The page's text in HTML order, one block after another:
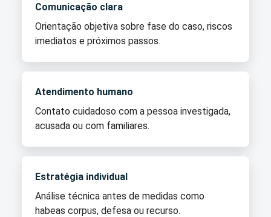
Comunicação clara
Orientação objetiva sobre fase do caso, riscos
imediatos e próximos passos.
Atendimento humano
Contato cuidadoso com a pessoa investigada,
acusada ou com familiares.
Estratégia individual
Análise técnica antes de medidas como
habeas corpus, defesa ou recurso.